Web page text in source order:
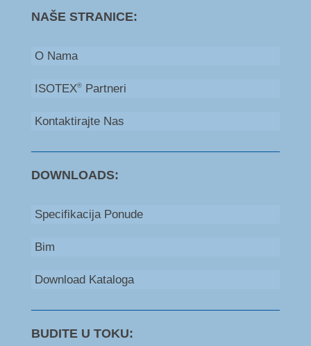
NAŠE STRANICE:
O Nama
ISOTEX®Partneri
Kontaktirajte Nas
DOWNLOADS:
Specifikacija Ponude
Bim
Download Kataloga
BUDITE U TOKU: